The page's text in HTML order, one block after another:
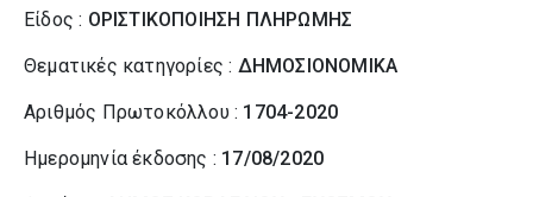
Είδος : ΟΡΙΣΤΙΚΟΠΟΙΗΣΗ ΠΛΗΡΩΜΗΣ
Θεματικές κατηγορίες : ΔΗΜΟΣΙΟΝΟΜΙΚΑ
Αριθμός Πρωτοκόλλου : 1704-2020
Ημερομηνία έκδοσης : 17/08/2020